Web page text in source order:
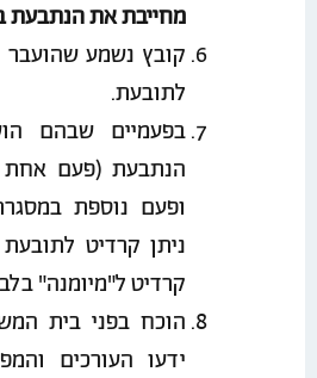
מחייבת את הנתבעת
קובץ נשמע שהועבר
לתובעת.
בפעמיים שבהם
הנתבעת (פעם אחת
ופעם נוספת
ניתן קרדיט
קרדיט ל"מיומנה"
הוכח בפני בית
ידעו העורכים